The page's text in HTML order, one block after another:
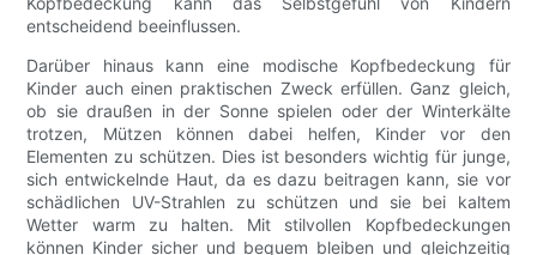
entscheidend beeinflussen.
Darüber hinaus kann eine modische Kopfbedeckung für
Kinder auch einen praktischen Zweck erfüllen. Ganz gleich,
ob sie draußen in der Sonne spielen oder der Winterkälte
trotzen, Mützen können dabei helfen, Kinder vor den
Elementen zu schützen. Dies ist besonders wichtig für junge,
sich entwickelnde Haut, da es dazu beitragen kann, sie vor
schädlichen UV-Strahlen zu schützen und sie bei kaltem
Wetter warm zu halten. Mit stilvollen Kopfbedeckungen
können Kinder sicher und bequem bleiben und gleichzeitig